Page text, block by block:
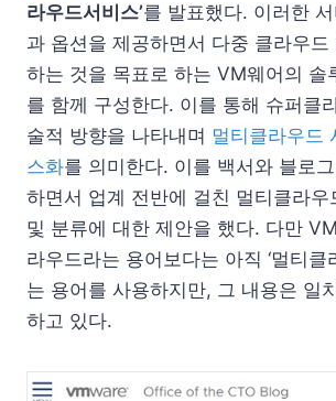
라우드서비스’를 발표했다. 이러한
과 옵션을 제공하면서 다중 클라우드
하는 것을 목표로 하는 VM웨어의 솔
를 함께 구성한다. 이를 통해 슈퍼클
술적 방향을 나타내며 멀티클라우드
스화를 의미한다. 이를 백서와 블로
하면서 업계 전반에 걸친 멀티클라우
및 분류에 대한 제안을 했다. 다만
라우드라는 용어보다는 아직 ‘멀티클
는 용어를 사용하지만, 그 내용은 일
하고 있다.